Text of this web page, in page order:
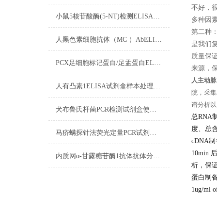
小鼠5核苷酸酶(5-NT)检测ELISA试剂盒洗涤方法
人黑色素细胞抗体（MC ）AbELISA试剂盒注意事项
PCX足细胞标记蛋白/足盂蛋白ELISA试剂盒操作步骤
人有凸素1ELISA试剂盒样本处理及要求
犬布鲁氏杆菌PCR检测试剂盒使用方法
马疥螨探针法荧光定量PCR试剂盒实验注意事项
内质网α-甘露糖苷酶1抗体抗体分子标记技术
不好，
多种因
第二种
是我们
质量保
来源，
人主动
院，采
谱分析
总RNA
度、总
cDNA制
10min
析，保
蛋白制
1ug/ml